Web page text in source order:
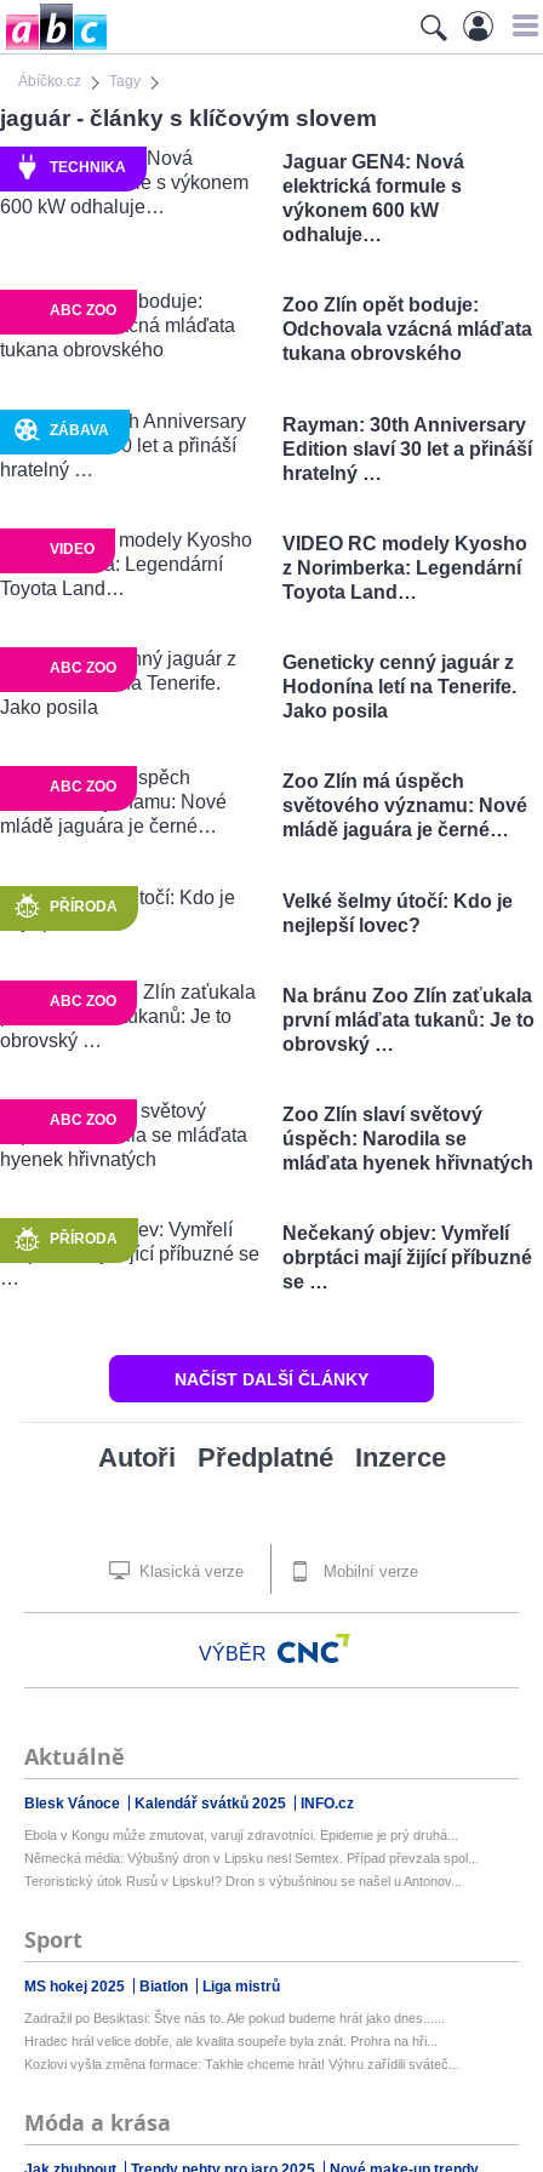
Ábíčko.cz Tagy
jaguár - články s klíčovým slovem
TECHNIKA
Jaguar GEN4: Nová
elektrická formule s
výkonem 600 kW
odhaluje…
ABC ZOO
Zoo Zlín opět boduje:
Odchovala vzácná mláďata
tukana obrovského
ZÁBAVA
Rayman: 30th Anniversary
Edition slaví 30 let a přináší
hratelný …
VIDEO
VIDEO RC modely Kyosho
z Norimberka: Legendární
Toyota Land…
ABC ZOO
Geneticky cenný jaguár z
Hodonína letí na Tenerife.
Jako posila
ABC ZOO
Zoo Zlín má úspěch
světového významu: Nové
mládě jaguára je černé…
PŘÍRODA
Velké šelmy útočí: Kdo je
nejlepší lovec?
ABC ZOO
Na bránu Zoo Zlín zaťukala
první mláďata tukanů: Je to
obrovský …
ABC ZOO
Zoo Zlín slaví světový
úspěch: Narodila se
mláďata hyenek hřivnatých
PŘÍRODA
Nečekaný objev: Vymřelí
obrptáci mají žijící příbuzné
se …
NAČÍST DALŠÍ ČLÁNKY
Autoři Předplatné Inzerce
Klasická verze Mobilní verze
VÝBĚR
Aktuálně
Blesk Vánoce Kalendář svátků 2025 INFO.cz
Ebola v Kongu může zmutovat, varují zdravotníci. Epidemie je prý druhá...
Německá média: Výbušný dron v Lipsku nesl Semtex. Případ převzala spol...
Teroristický útok Rusů v Lipsku!? Dron s výbušninou se našel u Antonov...
Sport
MS hokej 2025 Biatlon Liga mistrů
Zadražil po Besiktasi: Štve nás to. Ale pokud budeme hrát jako dnes......
Hradec hrál velice dobře, ale kvalita soupeře byla znát. Prohra na hři...
Kozlovi vyšla změna formace: Takhle chceme hrát! Výhru zařídili sváteč...
Móda a krása